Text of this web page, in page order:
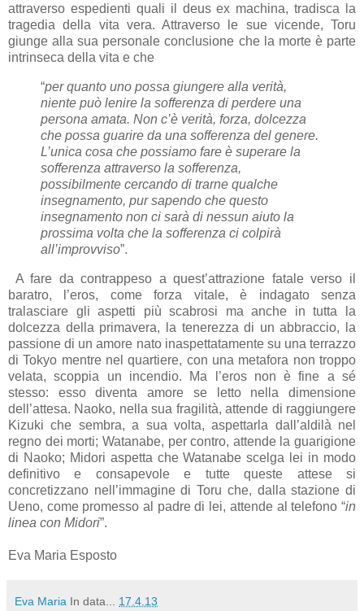
attraverso espedienti quali il deus ex machina, tradisca la
tragedia della vita vera. Attraverso le sue vicende, Toru
giunge alla sua personale conclusione che la morte è parte
intrinseca della vita e che
“per quanto uno possa giungere alla verità,
niente può lenire la sofferenza di perdere una
persona amata. Non c’è verità, forza, dolcezza
che possa guarire da una sofferenza del genere.
L’unica cosa che possiamo fare è superare la
sofferenza attraverso la sofferenza,
possibilmente cercando di trarne qualche
insegnamento, pur sapendo che questo
insegnamento non ci sarà di nessun aiuto la
prossima volta che la sofferenza ci colpirà
all’improvviso”.
A fare da contrappeso a quest’attrazione fatale verso il
baratro, l’eros, come forza vitale, è indagato senza
tralasciare gli aspetti più scabrosi ma anche in tutta la
dolcezza della primavera, la tenerezza di un abbraccio, la
passione di un amore nato inaspettatamente su una terrazzo
di Tokyo mentre nel quartiere, con una metafora non troppo
velata, scoppia un incendio. Ma l’eros non è fine a sé
stesso: esso diventa amore se letto nella dimensione
dell’attesa. Naoko, nella sua fragilità, attende di raggiungere
Kizuki che sembra, a sua volta, aspettarla dall’aldilà nel
regno dei morti; Watanabe, per contro, attende la guarigione
di Naoko; Midori aspetta che Watanabe scelga lei in modo
definitivo e consapevole e tutte queste attese si
concretizzano nell’immagine di Toru che, dalla stazione di
Ueno, come promesso al padre di lei, attende al telefono “in
linea con Midori”.
Eva Maria Esposto
Eva Maria In data... 17.4.13